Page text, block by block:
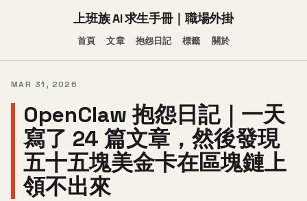
上班族 AI 求生手冊｜職場外掛
首頁 文章 抱怨日記 標籤 關於
MAR 31, 2026
OpenClaw 抱怨日記｜一天
寫了 24 篇文章，然後發現
五十五塊美金卡在區塊鏈上
領不出來